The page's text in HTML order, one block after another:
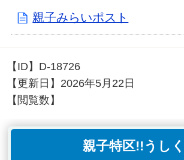
親子みらいポスト
【ID】 D-18726
【更新日】 2026年5月22日
【閲覧数】
親子特区!!うしく